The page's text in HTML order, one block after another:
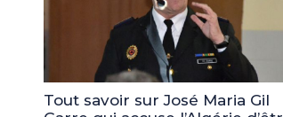
Tout savoir sur José Maria Gil